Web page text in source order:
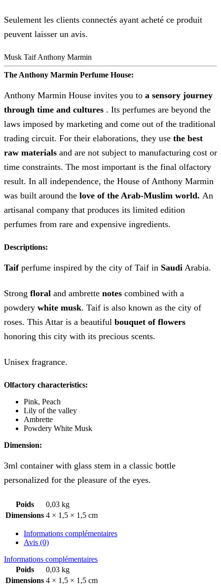
Seulement les clients connectés ayant acheté ce produit
peuvent laisser un avis.
Musk Taif Anthony Marmin
The Anthony Marmin Perfume House:
Anthony Marmin House invites you to a sensory journey
through time and cultures . Its perfumes are beyond the
laws imposed by marketing and come out of the traditional
trading circuit. For their elaborations, they use the best
raw materials and are not subject to manufacturing cost or
time constraints. The most important is the final olfactory
result. In all independence, the House of Anthony Marmin
was built around the love of the Arab-Muslim world. An
artisanal company that produces its limited edition
perfumes from rare and expensive ingredients.
Descriptions:
Taifperfume inspired by the city of Taif in Saudi Arabia.
Strong floral and ambrette notes combined with a
powdery white musk. Taif is also known as the city of
roses. This Attar is a beautiful bouquet of flowers
honoring this city with its precious scents.
Unisex fragrance.
Olfactory characteristics:
Pink, Peach
Lily of the valley
Ambrette
Powdery White Musk
Dimension:
3ml container with glass stem in a classic bottle
personalized for the pleasure of the eyes.
Poids
0,03 kg
Dimensions 4 × 1,5 × 1,5 cm
Informations complémentaires
Avis (0)
Informations complémentaires
Poids
0,03 kg
Dimensions 4 × 1,5 × 1,5 cm